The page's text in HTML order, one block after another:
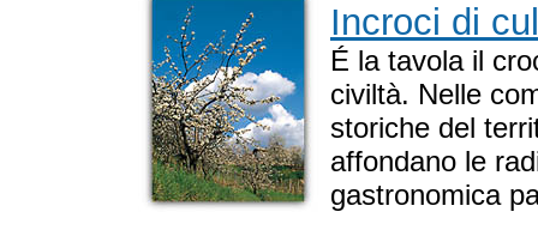
Incroci di
É la tavola il
civiltà. Nelle
storiche del
affondano le
gastronomica